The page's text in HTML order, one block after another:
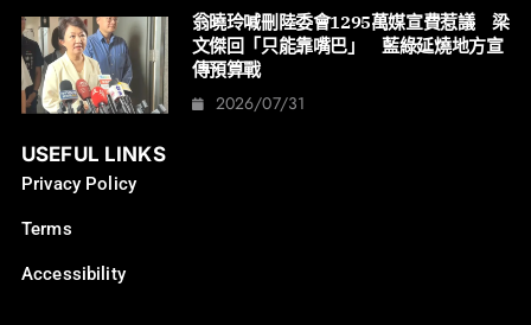
翁曉玲喊刪陸委會1295萬媒宣費惹議 梁
文傑回「只能靠嘴巴」 藍綠延燒地方宣
傳預算戰
2026/07/31
USEFUL LINKS
Privacy Policy
Terms
Accessibility